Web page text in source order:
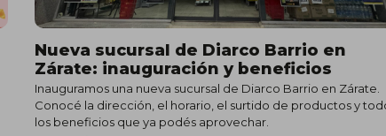
Nueva sucursal de Diarco Barrio en
Zárate: inauguración y beneficios
Inauguramos una nueva sucursal de Diarco Barrio en Zárate.
Conocé la dirección, el horario, el surtido de productos y
los beneficios que ya podés aprovechar.